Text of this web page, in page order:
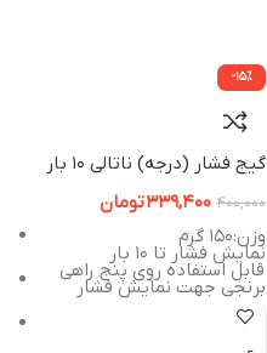
-15%
گیج فشار (درجه) ناتالی 10 بار
400,000
339,400تومان
وزن:۱۵۰ گرم
نمایش فشار تا 10 بار
قابل استفاده روی پنج راهی
برنجی جهت نمایش فشار